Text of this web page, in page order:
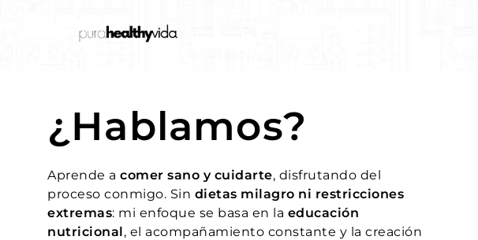
¿Hablamos?
Aprende a comer sano y cuidarte, disfrutando del
proceso conmigo. Sin dietas milagro ni restricciones
extremas: mi enfoque se basa en la educación
nutricional, el acompañamiento constante y la creación